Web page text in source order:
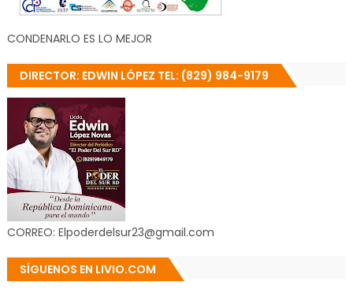
CONDENARLO ES LO MEJOR
DIRECTOR: EDWIN LÓPEZ TEL: (829) 984-9179
CORREO: Elpoderdelsur23@gmail.com
SÍGUENOS EN LIVIO.COM